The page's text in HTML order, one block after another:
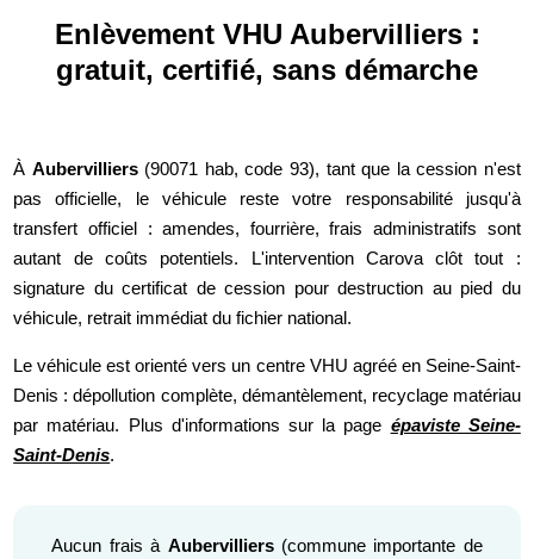
Enlèvement VHU Aubervilliers :
gratuit, certifié, sans démarche
À Aubervilliers(90071 hab, code 93), tant que la cession n'est
pas officielle, le véhicule reste votre responsabilité jusqu'à
transfert officiel : amendes, fourrière, frais administratifs sont
autant de coûts potentiels. L'intervention Carova clôt tout :
signature du certificat de cession pour destruction au pied du
véhicule, retrait immédiat du fichier national.
Le véhicule est orienté vers un centre VHU agréé en Seine-Saint-
Denis : dépollution complète, démantèlement, recyclage matériau
par matériau. Plus d'informations sur la page épaviste Seine-
Saint-Denis.
Aucun frais à Aubervilliers(commune importante de